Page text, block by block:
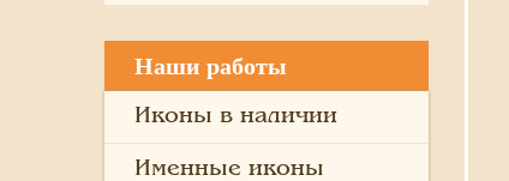
Наши работы
Иконы в наличии
Именные иконы